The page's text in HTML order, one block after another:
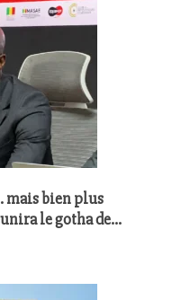
mais bien plus
le gotha de
à Dakar